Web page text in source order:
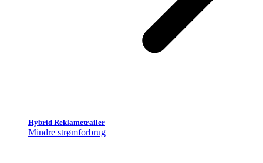
Hybrid Reklametrailer
Mindre strømforbrug